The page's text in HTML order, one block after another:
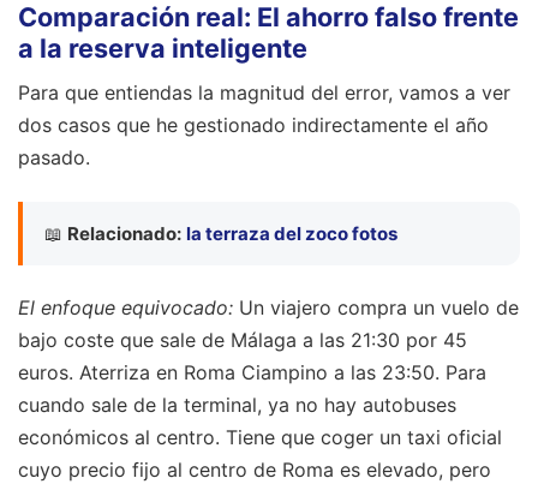
Comparación real: El ahorro falso frente
a la reserva inteligente
Para que entiendas la magnitud del error, vamos a ver
dos casos que he gestionado indirectamente el año
pasado.
📖 Relacionado: la terraza del zoco fotos
El enfoque equivocado: Un viajero compra un vuelo de
bajo coste que sale de Málaga a las 21:30 por 45
euros. Aterriza en Roma Ciampino a las 23:50. Para
cuando sale de la terminal, ya no hay autobuses
económicos al centro. Tiene que coger un taxi oficial
cuyo precio fijo al centro de Roma es elevado, pero